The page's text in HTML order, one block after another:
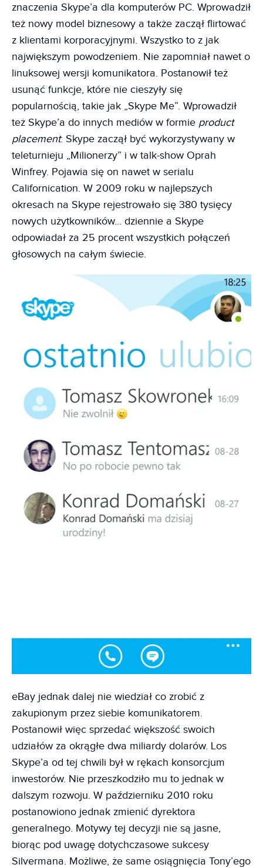
znaczenia Skype’a dla komputerów PC. Wprowadził
też nowy model biznesowy a także zaczął flirtować
z klientami korporacyjnymi. Wszystko to z jak
największym powodzeniem. Nie zapomniał nawet o
linuksowej wersji komunikatora. Postanowił też
usunąć funkcje, które nie cieszyły się
popularnością, takie jak „Skype Me”. Wprowadził
też Skype’a do innych mediów w formie product
placement: Skype zaczął być wykorzystywany w
teleturnieju „Milionerzy” i w talk-show Oprah
Winfrey. Pojawia się on nawet w serialu
Californication. W 2009 roku w najlepszych
okresach na Skype rejestrowało się 380 tysięcy
nowych użytkowników… dziennie a Skype
odpowiadał za 25 procent wszystkich połączeń
głosowych na całym świecie.
eBay jednak dalej nie wiedział co zrobić z
zakupionym przez siebie komunikatorem.
Postanowił więc sprzedać większość swoich
udziałów za okrągłe dwa miliardy dolarów. Los
Skype’a od tej chwili był w rękach konsorcjum
inwestorów. Nie przeszkodziło mu to jednak w
dalszym rozwoju. W październiku 2010 roku
postanowiono jednak zmienić dyrektora
generalnego. Motywy tej decyzji nie są jasne,
biorąc pod uwagę dotychczasowe sukcesy
Silvermana. Możliwe, że same osiągnięcia Tony’ego